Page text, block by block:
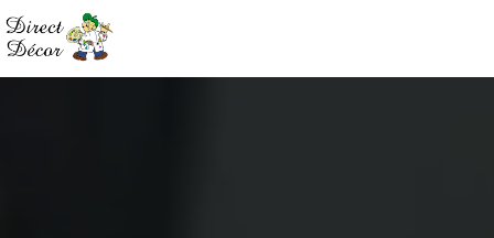
Panneau de gestion des cookies